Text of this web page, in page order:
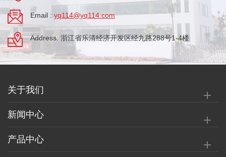
Email : yq114@yq114.com
Address: 浙江省乐清经济开发区经九路288号1-4楼
关于我们
新闻中心
产品中心